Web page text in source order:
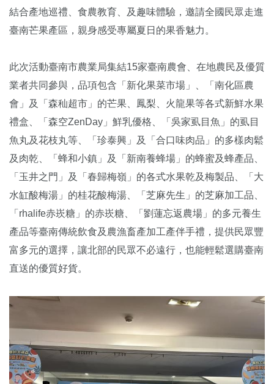
結合產地巡禮、食農教育、及趣味體驗，邀請全國民眾走進
臺南芒果產區，親身感受專屬夏日的果香魅力。
此次活動臺南市農業局集結15家臺南農會、在地農民及優質
業者共同參與，品項包含「新化果菜市場」、「南化區農
會」及「森秈超市」的芒果、鳳梨、火龍果等各式新鮮水果
禮盒、「森空ZenDay」鮮乳優格、「吳家虱目魚」的虱目
魚丸及花枝丸等、「珍泰興」及「合口味肉品」的多樣肉鬆
及肉乾、「蜂和小鎮」及「新南養蜂場」的蜂蜜及蜂產品、
「玉井之門」及「春歸梅嶺」的各式水果乾及梅製品、「大
水缸酸梅湯」的桂花酸梅湯、「芝麻先生」的芝麻加工品、
「rhalife赤崁糖」的赤崁糖、「劉蓮忘返農場」的多元養生
產品等臺南傳統飲食及農漁畜產加工產伴手禮，提供民眾豐
富多元的選擇，讓北部的民眾不必遠行，也能輕鬆選購臺南
直送的優質好貨。